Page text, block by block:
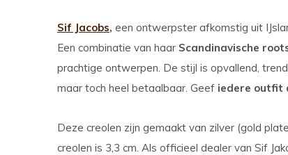
Sif Jacobs, een ontwerpster afkomstig uit
Een combinatie van haar Scandinavische
prachtige ontwerpen. De stijl is opvallend,
maar toch heel betaalbaar. Geef iedere outfit
Deze creolen zijn gemaakt van zilver (gold
creolen is 3,3 cm. Als officieel dealer van Sif